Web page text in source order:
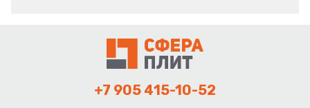
+7 905 415-10-52